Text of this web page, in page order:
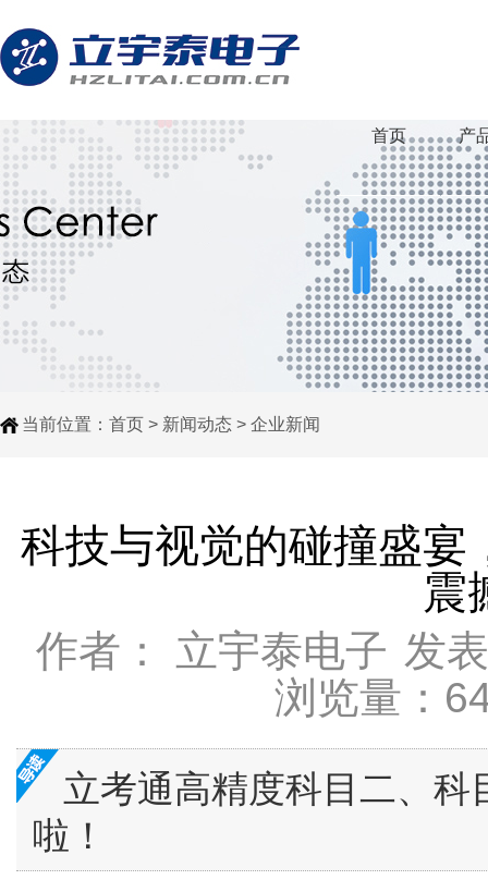
首页 产
当前位置： 首页 > 新闻动态 > 企业新闻
科技与视觉的碰撞盛宴
震
作者： 立宇泰电子 发
浏览量：
立考通高精度科目二、
啦！